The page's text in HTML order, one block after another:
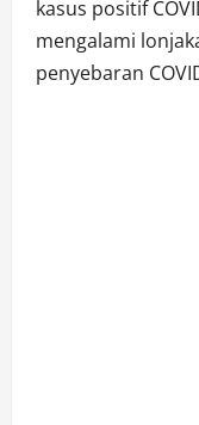
kasus positif
mengalami
penyebaran